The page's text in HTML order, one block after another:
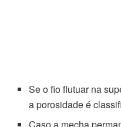
Se o fio flutuar na
a porosidade é